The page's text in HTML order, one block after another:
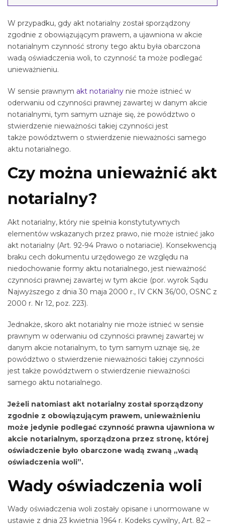
W przypadku, gdy akt notarialny został sporządzony
zgodnie z obowiązującym prawem, a ujawniona w akcie
notarialnym czynność strony tego aktu była obarczona
wadą oświadczenia woli, to czynność ta może podlegać
unieważnieniu.
W sensie prawnym akt notarialny nie może istnieć w
oderwaniu od czynności prawnej zawartej w danym akcie
notarialnymi, tym samym uznaje się, że powództwo o
stwierdzenie nieważności takiej czynności jest
także powództwem o stwierdzenie nieważności samego
aktu notarialnego.
Czy można unieważnić akt
notarialny?
Akt notarialny, który nie spełnia konstytutywnych
elementów wskazanych przez prawo, nie może istnieć jako
akt notarialny (Art. 92-94 Prawo o notariacie). Konsekwencją
braku cech dokumentu urzędowego ze względu na
niedochowanie formy aktu notarialnego, jest nieważność
czynności prawnej zawartej w tym akcie (por. wyrok Sądu
Najwyższego z dnia 30 maja 2000 r., IV CKN 36/00, OSNC z
2000 r. Nr 12, poz. 223).
Jednakże, skoro akt notarialny nie może istnieć w sensie
prawnym w oderwaniu od czynności prawnej zawartej w
danym akcie notarialnym, to tym samym uznaje się, że
powództwo o stwierdzenie nieważności takiej czynności
jest także powództwem o stwierdzenie nieważności
samego aktu notarialnego.
Jeżeli natomiast akt notarialny został sporządzony
zgodnie z obowiązującym prawem, unieważnieniu
może jedynie podlegać czynność prawna ujawniona w
akcie notarialnym, sporządzona przez stronę, której
oświadczenie było obarczone wadą zwaną „wadą
oświadczenia woli”.
Wady oświadczenia woli
Wady oświadczenia woli zostały opisane i unormowane w
ustawie z dnia 23 kwietnia 1964 r. Kodeks cywilny, Art. 82 –